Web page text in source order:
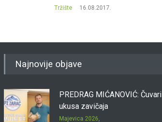
Tržište 16.08.2017.
Najnovije objave
PREDRAG MIĆANOVIĆ: Čuvari
ukusa zavičaja
Majevica 2026